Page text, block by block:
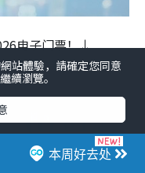
电子门票！↓
多项新颖运动及观赏
本周好去处
站體驗，請確定您同意
續瀏覽。